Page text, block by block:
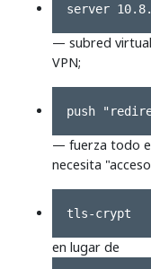
server
— subred
VPN;
push
— fuerza todo
necesita
tls-crypt
en lugar de